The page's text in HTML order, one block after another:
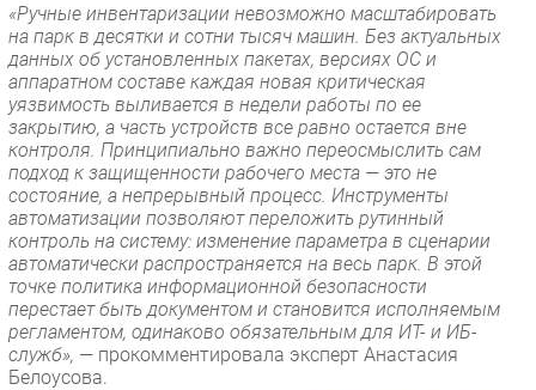
«Ручные инвентаризации невозможно масштабировать
на парк в десятки и сотни тысяч машин. Без актуальных
данных об установленных пакетах, версиях ОС и
аппаратном составе каждая новая критическая
уязвимость выливается в недели работы по ее
закрытию, а часть устройств все равно остается вне
контроля. Принципиально важно переосмыслить сам
подход к защищенности рабочего места — это не
состояние, а непрерывный процесс. Инструменты
автоматизации позволяют переложить рутинный
контроль на систему: изменение параметра в сценарии
автоматически распространяется на весь парк. В этой
точке политика информационной безопасности
перестает быть документом и становится исполняемым
регламентом, одинаково обязательным для ИТ- и ИБ-
служб», — прокомментировала эксперт Анастасия
Белоусова.